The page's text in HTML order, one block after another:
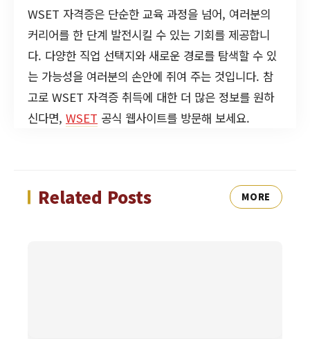
WSET 자격증은 단순한 교육 과정을 넘어, 여러분의
커리어를 한 단계 발전시킬 수 있는 기회를 제공합니
다. 다양한 직업 선택지와 새로운 경로를 탐색할 수 있
는 가능성을 여러분의 손안에 쥐여 주는 것입니다. 참
고로 WSET 자격증 취득에 대한 더 많은 정보를 원하
신다면, WSET 공식 웹사이트를 방문해 보세요.
Related Posts MORE